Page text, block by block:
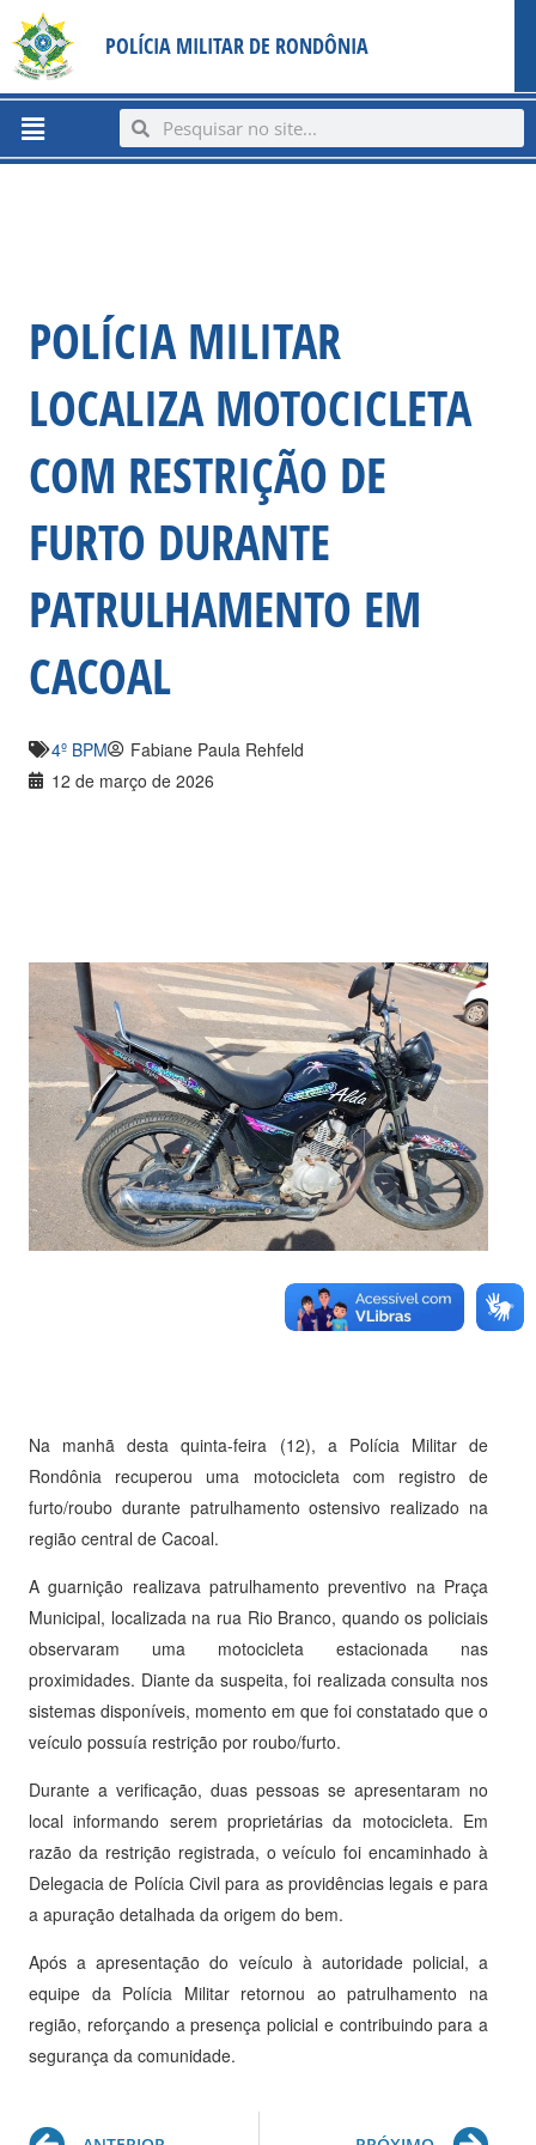
content
para
conteúdo
POLÍCIA MILITAR DE RONDÔNIA
Menu SearchSearch
POLÍCIA MILITAR
LOCALIZA MOTOCICLETA
COM RESTRIÇÃO DE
FURTO DURANTE
PATRULHAMENTO EM
CACOAL
4º BPM
Fabiane Paula Rehfeld
12 de março de 2026
Na manhã desta quinta-feira (12), a Polícia Militar de
Rondônia recuperou uma motocicleta com registro de
furto/roubo durante patrulhamento ostensivo realizado na
região central de Cacoal.
A guarnição realizava patrulhamento preventivo na Praça
Municipal, localizada na rua Rio Branco, quando os policiais
observaram uma motocicleta estacionada nas
proximidades. Diante da suspeita, foi realizada consulta nos
sistemas disponíveis, momento em que foi constatado que o
veículo possuía restrição por roubo/furto.
Durante a verificação, duas pessoas se apresentaram no
local informando serem proprietárias da motocicleta. Em
razão da restrição registrada, o veículo foi encaminhado à
Delegacia de Polícia Civil para as providências legais e para
a apuração detalhada da origem do bem.
Após a apresentação do veículo à autoridade policial, a
equipe da Polícia Militar retornou ao patrulhamento na
região, reforçando a presença policial e contribuindo para a
segurança da comunidade.